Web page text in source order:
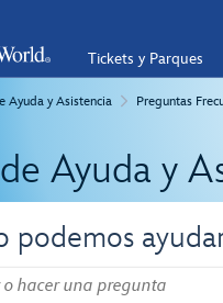
Tickets y Parques
Ayuda y Asistencia Preguntas
Ayuda y
podemos